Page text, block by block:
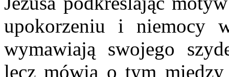
upokorzeniu i niemocy
wymawiają swojego
lecz mówią o tym między